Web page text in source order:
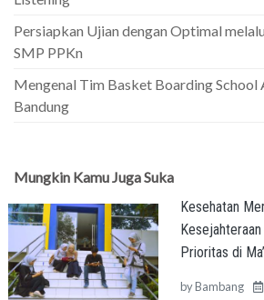
Persiapkan Ujian dengan Optimal
SMP PPKn
Mengenal Tim Basket Boarding School
Bandung
Mungkin Kamu Juga Suka
Kesehatan
Prioritas di
byBambang